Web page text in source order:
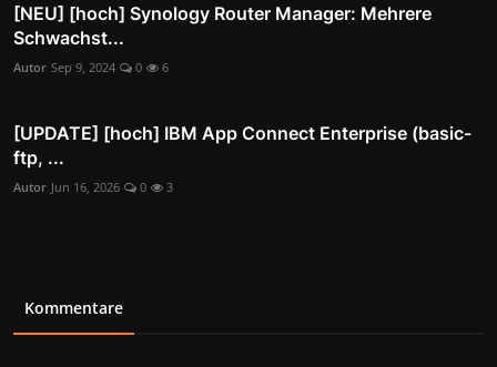
[NEU] [hoch] Synology Router Manager: Mehrere
Schwachst...
Autor Sep 9, 2024 0 6
[UPDATE] [hoch] IBM App Connect Enterprise (basic-
ftp, ...
Autor Jun 16, 2026 0 3
Kommentare